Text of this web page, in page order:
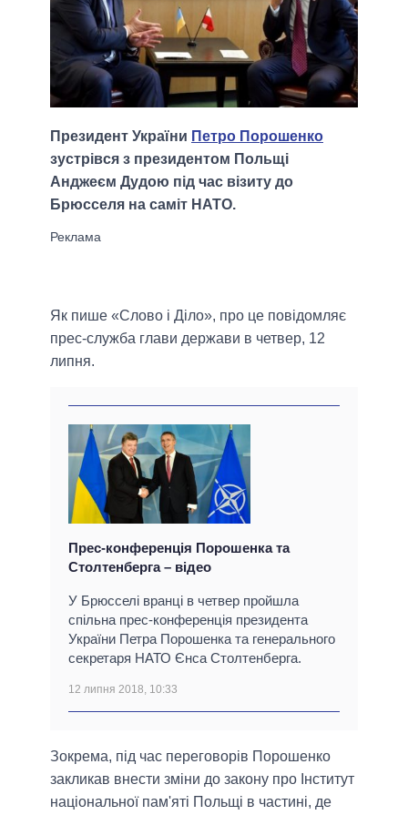
Президент України Петро Порошенко
зустрівся з президентом Польщі
Анджеєм Дудою під час візиту до
Брюсселя на саміт НАТО.
Як пише «Слово і Діло», про це повідомляє
прес-служба глави держави в четвер, 12
липня.
Прес-конференція Порошенка та
Столтенберга – відео
У Брюсселі вранці в четвер пройшла
спільна прес-конференція президента
України Петра Порошенка та генерального
секретаря НАТО Єнса Столтенберга.
12 липня 2018, 10:33
Зокрема, під час переговорів Порошенко
закликав внести зміни до закону про Інститут
національної пам'яті Польщі в частині, де